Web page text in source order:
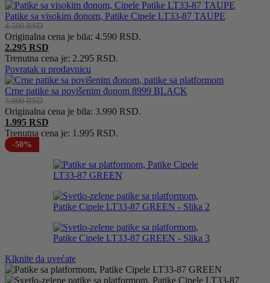
Patike sa visokim đonom, Patike Cipele LT33-87 TAUPE
4.590RSD
Originalna cena je bila: 4.590 RSD.
2.295 RSD
Trenutna cena je: 2.295 RSD.
Povratak u prodavnicu
Crne patike sa povišenim đonom 8999 BLACK
3.990RSD
Originalna cena je bila: 3.990 RSD.
1.995 RSD
Trenutna cena je: 1.995 RSD.
-50%
Klknite da uvećate